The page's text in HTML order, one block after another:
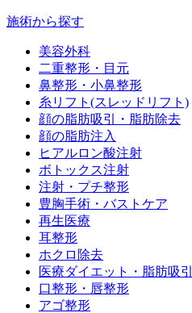
施術から探す
美容外科
二重整形・目元
鼻整形・小鼻整形
糸リフト(スレッドリフト)
顔の脂肪吸引・脂肪除去
顔の脂肪注入
ヒアルロン酸注射
ボトックス注射
注射・プチ整形
豊胸手術・バストケア
再生医療
耳整形
ホクロ除去
医療ダイエット・脂肪吸引
口整形・唇整形
アゴ整形